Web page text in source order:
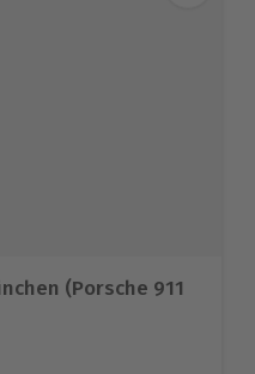
(Porsche 911